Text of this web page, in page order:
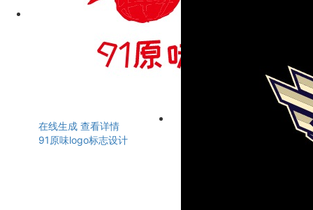
在线生成 查看详情
91原味logo标志设计